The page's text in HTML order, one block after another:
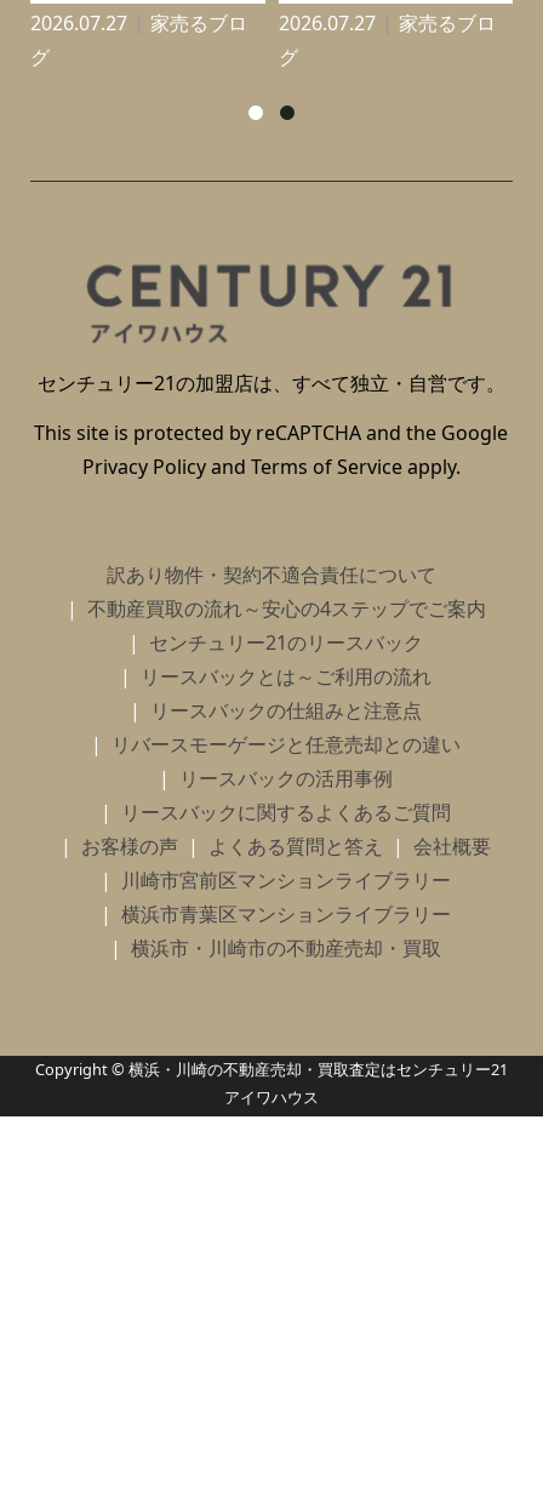
2026.07.27
家売るブロ
グ
2026.07.27
家売るブロ
グ
センチュリー21の加盟店は、すべて独立・自営です。
This site is protected by reCAPTCHA and the Google
Privacy Policyand Terms of Serviceapply.
訳あり物件・契約不適合責任について
不動産買取の流れ～安心の4ステップでご案内
センチュリー21のリースバック
リースバックとは～ご利用の流れ
リースバックの仕組みと注意点
リバースモーゲージと任意売却との違い
リースバックの活用事例
リースバックに関するよくあるご質問
お客様の声
よくある質問と答え
会社概要
川崎市宮前区マンションライブラリー
横浜市青葉区マンションライブラリー
横浜市・川崎市の不動産売却・買取
Copyright © 横浜・川崎の不動産売却・買取査定はセンチュリー21
アイワハウス